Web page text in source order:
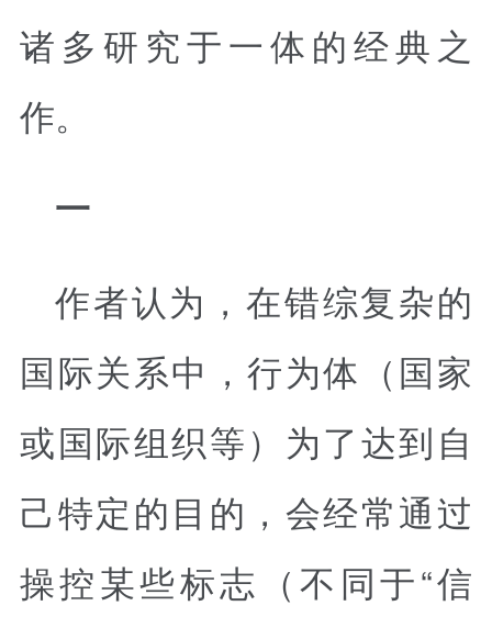
诸多研究于一体的经典之
作。
一
作者认为，在错综复杂的
国际关系中，行为体（国家
或国际组织等）为了达到自
己特定的目的，会经常通过
操控某些标志（不同于“信